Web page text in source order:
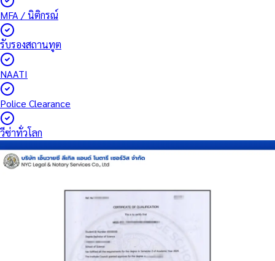
MFA / นิติกรณ์
รับรองสถานทูต
NAATI
Police Clearance
วีซ่าทั่วโลก